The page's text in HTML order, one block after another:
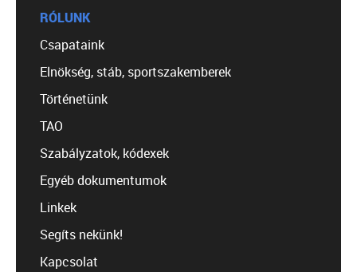
RÓLUNK
Csapataink
Elnökség, stáb, sportszakemberek
Történetünk
TAO
Szabályzatok, kódexek
Egyéb dokumentumok
Linkek
Segíts nekünk!
Kapcsolat